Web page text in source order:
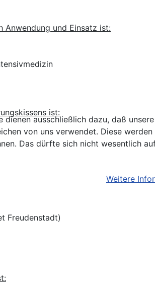
Anwendung und Einsatz ist:
ist:
Freudenstadt)
dienen ausschließlich dazu, daß
von uns verwendet. Diese
Das dürfte sich nicht wesentlich
Weitere